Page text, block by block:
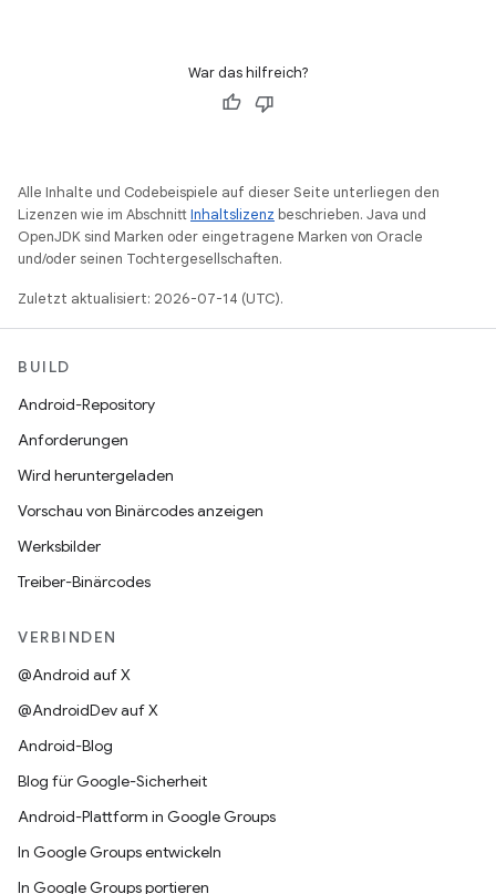
War das hilfreich?
Alle Inhalte und Codebeispiele auf dieser Seite unterliegen den
Lizenzen wie im AbschnittInhaltslizenz beschrieben. Java und
OpenJDK sind Marken oder eingetragene Marken von Oracle
und/oder seinen Tochtergesellschaften.
Zuletzt aktualisiert: 2026-07-14 (UTC).
BUILD
Android-Repository
Anforderungen
Wird heruntergeladen
Vorschau von Binärcodes anzeigen
Werksbilder
Treiber-Binärcodes
VERBINDEN
@Android auf X
@AndroidDev auf X
Android-Blog
Blog für Google-Sicherheit
Android-Plattform in Google Groups
In Google Groups entwickeln
In Google Groups portieren